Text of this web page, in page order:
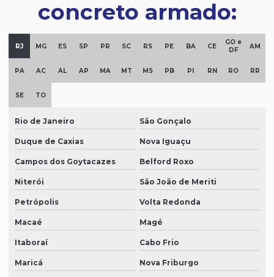
concreto armado:
RJ MG ES SP PR SC RS PE BA CE
GO e
DF
AM
PA AC AL AP MA MT MS PB PI RN RO RR
SE TO
Rio de Janeiro São Gonçalo
Duque de Caxias Nova Iguaçu
Campos dos Goytacazes Belford Roxo
Niterói São João de Meriti
Petrópolis Volta Redonda
Macaé Magé
Itaboraí Cabo Frio
Maricá Nova Friburgo